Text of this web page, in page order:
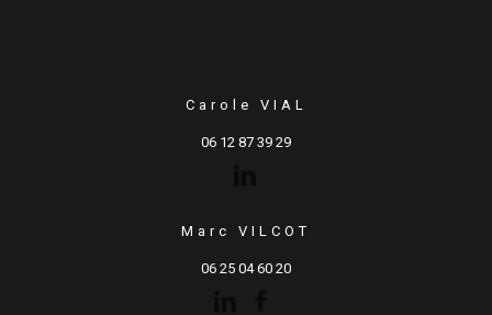
Carole VIAL
06 12 87 39 29
Marc VILCOT
06 25 04 60 20